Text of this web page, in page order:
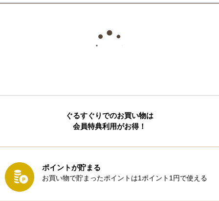
ぐるすぐりでのお買い物は
会員特典利用がお得！
ポイントが貯まる
お買い物で貯まったポイントは1ポイント1円で使える